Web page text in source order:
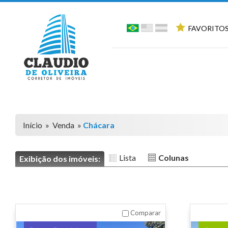
Início » Venda » Chácara
Exibição dos imóveis: Lista Colunas
Comparar